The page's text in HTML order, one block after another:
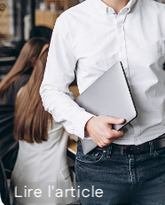
Lire l'article